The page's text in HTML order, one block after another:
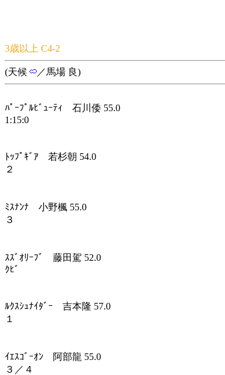
3歳以上 C4-2
(天候 ／馬場 良)
ﾊﾟｰﾌﾟﾙﾋﾞｭｰﾃｨ 石川倭 55.0
1:15:0
ﾄｯﾌﾟｷﾞｱ 若杉朝 54.0
２
ﾐｽﾅﾝﾅ 小野楓 55.0
３
ｽｽﾞｵﾘｰﾌﾞ 藤田駕 52.0
ｸﾋﾞ
ﾙｸｽｼｭﾅｲﾀﾞｰ 吉本隆 57.0
１
ｲｴｽｺﾞｰｵﾝ 阿部龍 55.0
３／４